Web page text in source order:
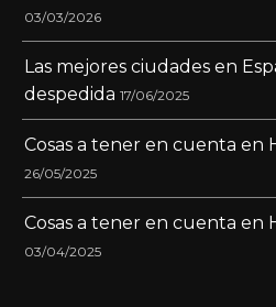
03/03/2026
Las mejores ciudades en
despedida 17/06/2025
Cosas a tener en cuenta en
26/05/2025
Cosas a tener en cuenta en
03/04/2025